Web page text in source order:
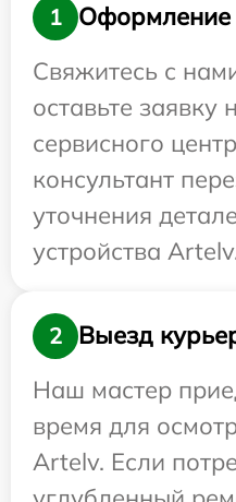
1
Оформление
Свяжитесь с
оставьте заявку
сервисного
консультант
уточнения
устройства
2
Выезд
Наш мастер
время для
Artelv. Если